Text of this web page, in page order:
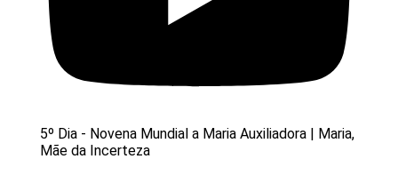
5º Dia - Novena Mundial a Maria Auxiliadora | Maria,
Mãe da Incerteza